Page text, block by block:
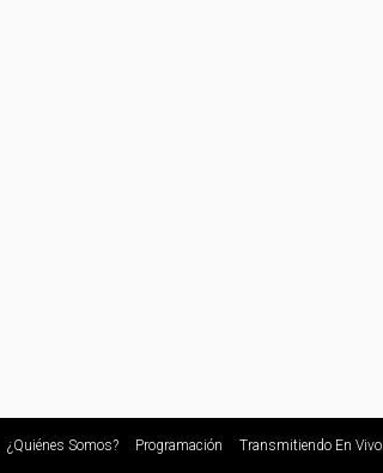
¿Quiénes Somos? Programación
Transmitiendo En Vivo